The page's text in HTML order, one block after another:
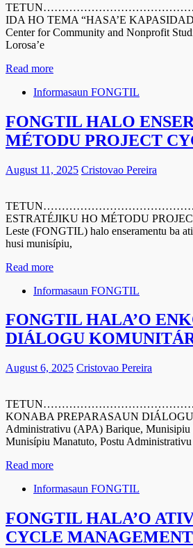
IDA HO TEMA “HASA’E
Center for Community and Nonprofit
Lorosa’e
Read more
Informasaun FONGTIL
FONGTIL HALO
MÉTODU PROJECT
August 11, 2025 Cristovao Pereira
ESTRATÉJIKU HO MÉTODU
Leste (FONGTIL) halo enseramentu ba
husi munisípiu,
Read more
Informasaun FONGTIL
FONGTIL HALA’O
DIÁLOGU
August 6, 2025 Cristovao Pereira
KONABA PREPARASAUN DIÁLOGU
Administrativu (APA) Barique, Munisipiu
Munisípiu Manatuto, Postu
Read more
Informasaun FONGTIL
FONGTIL HALA’O
CYCLE